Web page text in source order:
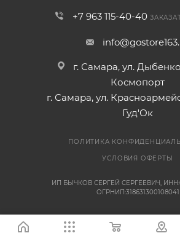
+7 963 115-40-40
г. Самара, ул.
Космопорт
г. Самара, ул.
Гуд'Ок
ПОЛИТИКА
УСЛОВИЯ ОФЕРТЫ
ИП БЫЧКОВ СЕРГЕЙ СЕРГЕЕВИЧ,
ОГРНИП:318631300108041